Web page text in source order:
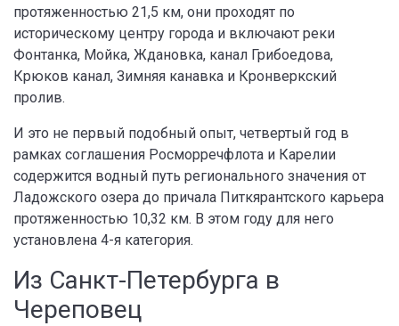
протяженностью 21,5 км, они проходят по
историческому центру города и включают реки
Фонтанка, Мойка, Ждановка, канал Грибоедова,
Крюков канал, Зимняя канавка и Кронверкский
пролив.
И это не первый подобный опыт, четвертый год в
рамках соглашения Росморречфлота и Карелии
содержится водный путь регионального значения от
Ладожского озера до причала Питкярантского карьера
протяженностью 10,32 км. В этом году для него
установлена 4-я категория.
Из Санкт-Петербурга в
Череповец